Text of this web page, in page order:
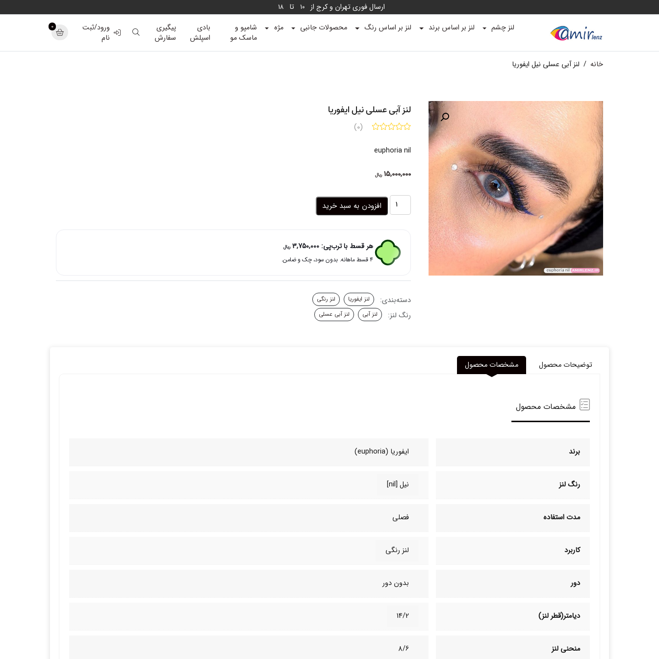
ارسال فوری تهران و کرج از 10 تا 18
لنز چشم لنز بر اساس برند لنز بر اساس رنگ محصولات جانبی مژه
شامپو و
ماسک مو
بادی
اسپلش
پیگیری
سفارش
ورود/ثبت
نام
0
خانه / لنز آبی عسلی نیل ایفوریا
لنز آبی عسلی نیل ایفوریا
(0)
euphoria nil
15,000,000 ریال
لنز
ایفوریا
عدد
افزودن به سبد خرید
هر قسط با ترب‌پی: 3,750,000 ریال
۴ قسط ماهانه. بدون سود، چک و ضامن.
دسته‌بندی: لنز ایفوریا لنز رنگی
رنگ لنز: لنز آبی لنز آبی عسلی
توضیحات محصول مشخصات محصول
مشخصات محصول
برند ایفوریا (euphoria)
رنگ لنز نیل [nil]
مدت استفاده فصلی
کاربرد لنز رنگی
دور بدون دور
دیامتر(قطر لنز) 14/2
منحنی لنز 8/6